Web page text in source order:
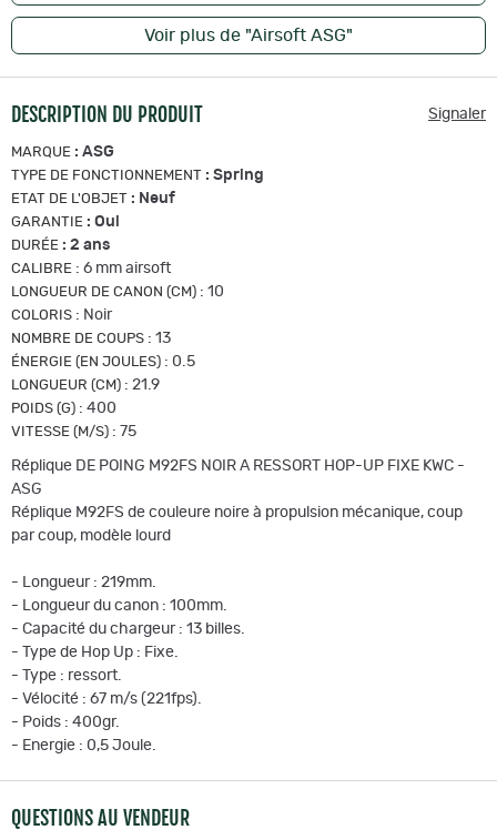
Voir plus de "Airsoft ASG"
DESCRIPTION DU PRODUIT Signaler
MARQUE : ASG
TYPE DE FONCTIONNEMENT : Spring
ETAT DE L'OBJET : Neuf
GARANTIE : Oui
DURÉE : 2 ans
CALIBRE : 6 mm airsoft
LONGUEUR DE CANON (CM) : 10
COLORIS : Noir
NOMBRE DE COUPS : 13
ÉNERGIE (EN JOULES) : 0.5
LONGUEUR (CM) : 21.9
POIDS (G) : 400
VITESSE (M/S) : 75
Réplique DE POING M92FS NOIR A RESSORT HOP-UP FIXE KWC -
ASG
Réplique M92FS de couleure noire à propulsion mécanique, coup
par coup, modèle lourd
- Longueur : 219mm.
- Longueur du canon : 100mm.
- Capacité du chargeur : 13 billes.
- Type de Hop Up : Fixe.
- Type : ressort.
- Vélocité : 67 m/s (221fps).
- Poids : 400gr.
- Energie : 0,5 Joule.
QUESTIONS AU VENDEUR